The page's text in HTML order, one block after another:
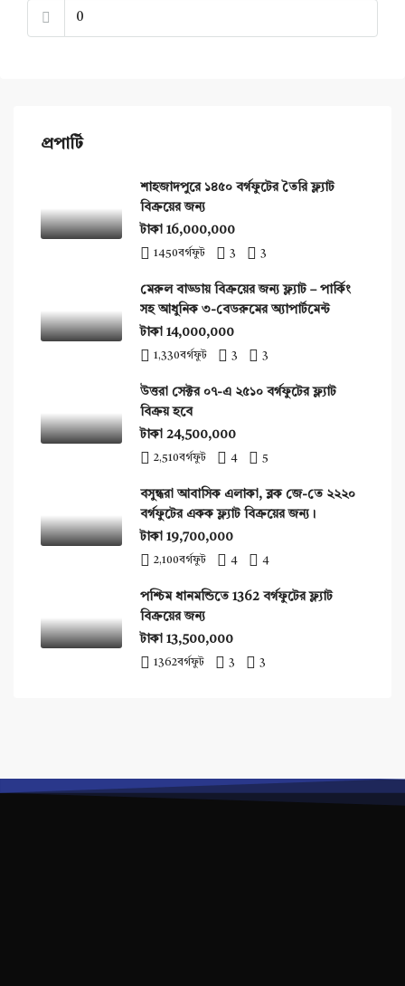
প্রপার্টি
শাহজাদপুরে ১৪৫০ বর্গফুটের তৈরি ফ্ল্যাট
বিক্রয়ের জন্য
টাকা 16,000,000
1450বর্গফুট 3 3
মেরুল বাড্ডায় বিক্রয়ের জন্য ফ্ল্যাট – পার্কিং
সহ আধুনিক ৩-বেডরুমের অ্যাপার্টমেন্ট
টাকা 14,000,000
1,330বর্গফুট 3 3
উত্তরা সেক্টর ০৭-এ ২৫১০ বর্গফুটের ফ্ল্যাট
বিক্রয় হবে
টাকা 24,500,000
2,510বর্গফুট 4 5
বসুন্ধরা আবাসিক এলাকা, ব্লক জে-তে ২২২০
বর্গফুটের একক ফ্ল্যাট বিক্রয়ের জন্য।
টাকা 19,700,000
2,100বর্গফুট 4 4
পশ্চিম ধানমন্ডিতে 1362 বর্গফুটের ফ্ল্যাট
বিক্রয়ের জন্য
টাকা 13,500,000
1362বর্গফুট 3 3